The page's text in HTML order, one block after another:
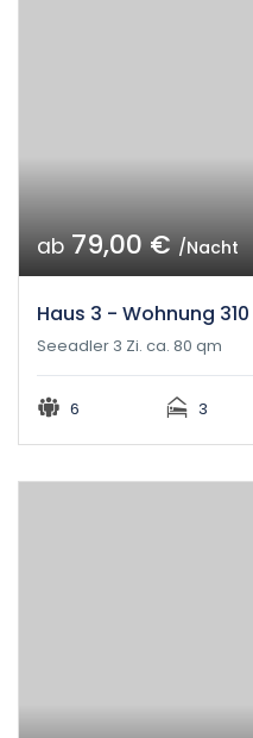
ab79,00 €/Nacht
Haus 3 - Wohnung 310
Seeadler 3 Zi. ca. 80 qm
6 3